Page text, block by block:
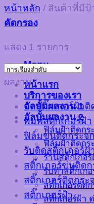
Menu
หน้าแรก
บริการของเรา
อัลบั้มผลงาน 1
อัลบั้มผลงาน 2
ฟิล์มฝ้าติดกร
ฟิล์มฝ้าติดกร
ร้านสติ๊กเกอร์
รับทำสติ๊กเก
สติ๊กเกอร์ติดก
สติ๊กเกอร์ฝ้า
หน้าหลัก / สินค้าที่มีป้
คัดกรอง
แสดง 1 รายการ
ผลงาน
ตัดสติ๊กเกอร์ฝ้าติ
พิมพ์สติ๊กเกอร์ฝ้า
ฟิล์มขุ่นติดกระจ
รับติดสติ๊กเกอร์ฝ้
สติ๊กเกอร์ขุ่นติดก
สติ๊กเกอร์ติดกระ
สติ๊กเกอร์ฝ้า